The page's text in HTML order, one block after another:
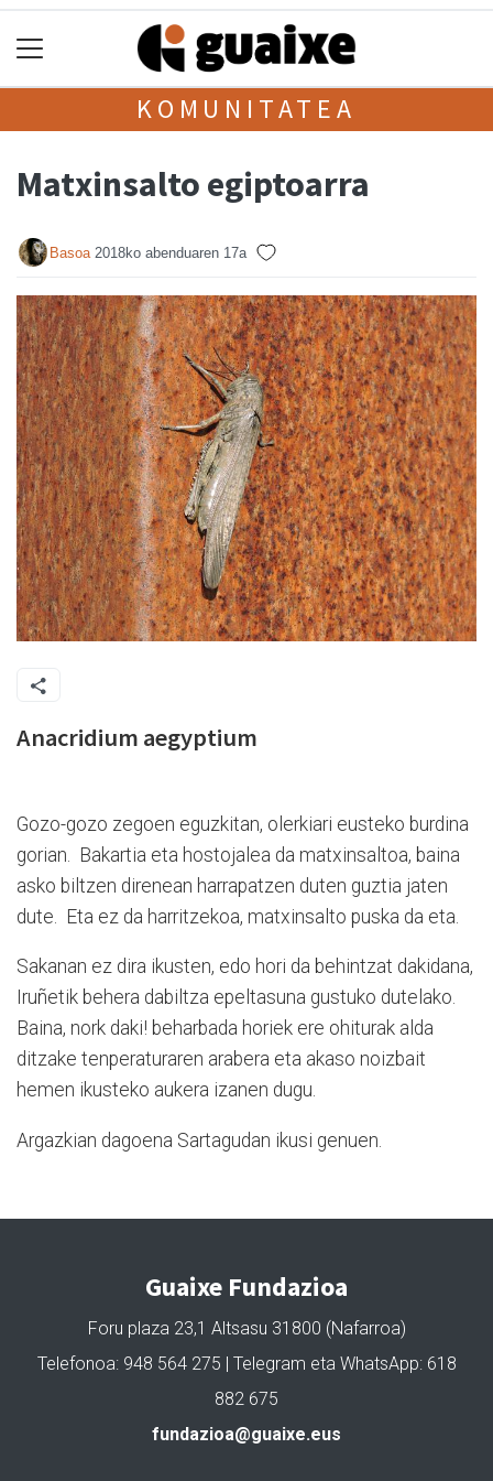
KOMUNITATEA
Matxinsalto egiptoarra
Basoa 2018ko abenduaren 17a
Anacridium aegyptium
Gozo-gozo zegoen eguzkitan, olerkiari eusteko burdina
gorian.
Bakartia eta hostojalea da matxinsaltoa, baina
asko biltzen direnean harrapatzen duten guztia jaten
dute.
Eta ez da harritzekoa, matxinsalto puska da eta.
Sakanan ez dira ikusten, edo hori da behintzat dakidana,
Iruñetik behera dabiltza epeltasuna gustuko dutelako.
Baina, nork daki! beharbada horiek ere ohiturak alda
ditzake tenperaturaren arabera eta akaso noizbait
hemen ikusteko aukera izanen dugu.
Argazkian dagoena Sartagudan ikusi genuen.
Guaixe Fundazioa
Foru plaza 23,1 Altsasu 31800 (Nafarroa)
Telefonoa: 948 564 275 | Telegram eta WhatsApp: 618
882 675
fundazioa@guaixe.eus